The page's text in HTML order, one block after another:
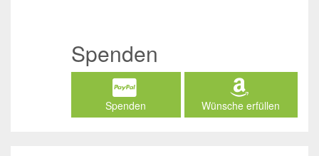
Spenden
Spenden Wünsche erfüllen